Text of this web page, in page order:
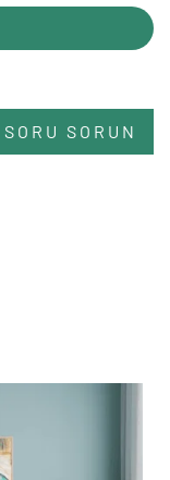
SORU SORUN